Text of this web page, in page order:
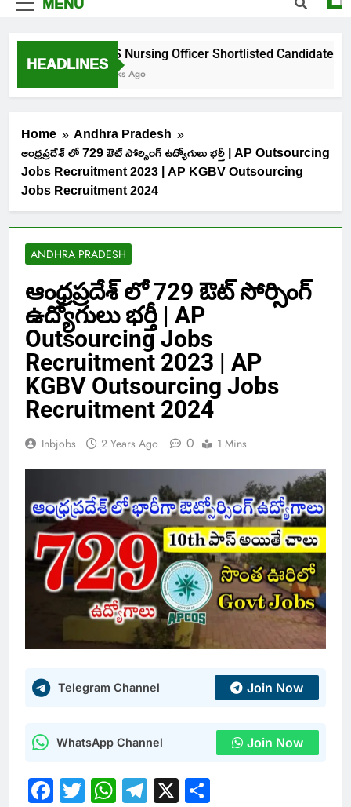
HEADLINESNIMS Nursing Officer Shortlisted Candidates
2 Weeks Ago
Home
Andhra Pradesh
ఆంధ్రప్రదేశ్ లో 729 ఔట్ సోర్సింగ్ ఉద్యోగులు భర్తీ | AP Outsourcing
Jobs Recruitment 2023 | AP KGBV Outsourcing
Jobs Recruitment 2024
ANDHRA PRADESH
ఆంధ్రప్రదేశ్ లో 729 ఔట్ సోర్సింగ్
ఉద్యోగులు భర్తీ | AP
Outsourcing Jobs
Recruitment 2023 | AP
KGBV Outsourcing Jobs
Recruitment 2024
Inbjobs 2 Years Ago 0 1 Mins
Telegram Channel Join Now
WhatsApp Channel Join Now
Facebook
Twitter
WhatsApp
Telegram
X